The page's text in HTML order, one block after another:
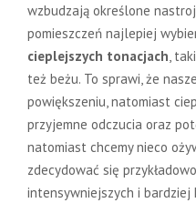
wzbudzają określone
pomieszczeń najlepiej
cieplejszych tonacjach,
też beżu. To sprawi, że
powiększeniu, natomiast
przyjemne odczucia oraz
natomiast chcemy nieco
zdecydować się
intensywniejszych i bardziej